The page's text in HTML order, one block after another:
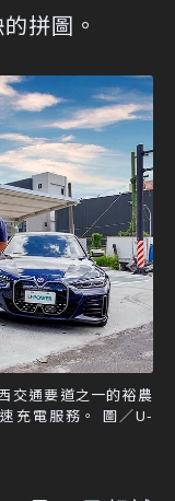
拼圖。
交通要道之一的裕農
充電服務。 圖／U-